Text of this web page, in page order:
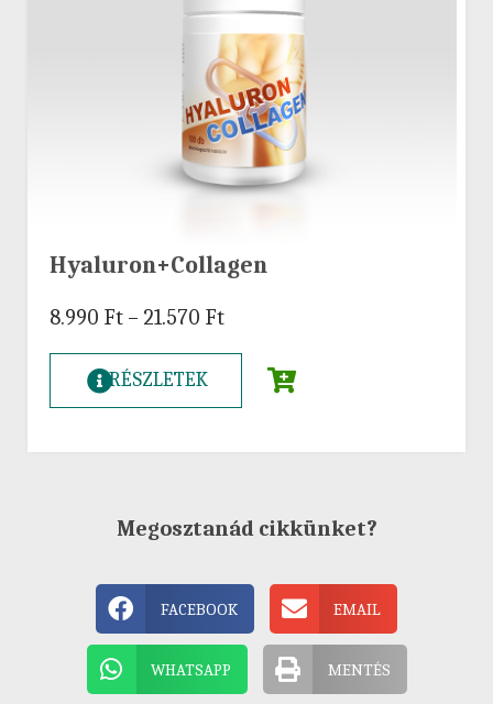
Hyaluron+Collagen
8.990 Ft – 21.570 Ft
RÉSZLETEK
Megosztanád cikkünket?
FACEBOOK EMAIL
WHATSAPP MENTÉS